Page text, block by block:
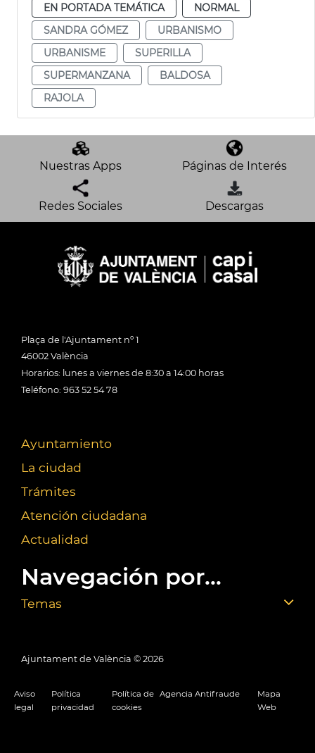
EN PORTADA TEMÁTICA
NORMAL
SANDRA GÓMEZ
URBANISMO
URBANISME
SUPERILLA
SUPERMANZANA
BALDOSA
RAJOLA
Nuestras Apps Páginas de Interés
Redes Sociales Descargas
Plaça de l'Ajuntament nº 1
46002 València
Horarios: lunes a viernes de 8:30 a 14:00 horas
Teléfono: 963 52 54 78
Ayuntamiento
La ciudad
Trámites
Atención ciudadana
Actualidad
Navegación por...
Temas
Ajuntament de València © 2026
Aviso
legal
Política
privacidad
Política de
cookies
Agencia Antifraude
Mapa
Web